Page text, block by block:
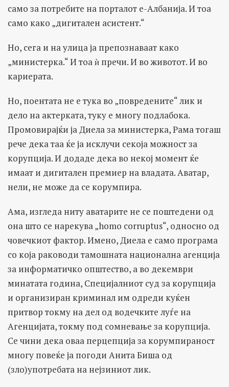
само за потребите на порталот е-Албанија. И тоа
само како „дигитален асистент.“
Но, сега и на улица ја препознаваат како
„министерка.“ И тоа ѝ пречи. И во животот. И во
кариерата.
Но, поентата не е тука во „повредените“ лик и
дело на актерката, туку е многу подлабока.
Промовирајќи ја Диела за министерка, Рама тогаш
рече дека таа ќе ја исклучи секоја можност за
корупција. И додаде дека во некој момент ќе
имаат и дигитален премиер на владата. Аватар,
нели, не може да се корумпира.
Ама, изгледа ниту аватарите не се поштедени од
она што се нарекува „homo corruptus“, односно од
човечкиот фактор. Имено, Диела е само програма
со која раководи тамошната национална агенција
за информатичко општество, а во декември
минатата година, Специјалниот суд за корупција
и организиран криминал им одреди куќен
притвор токму на дел од водечките луѓе на
Агенцијата, токму под сомневање за корупција.
Се чини дека оваа перцепција за корумпираност
многу повеќе ја погоди Анита Биша од
(зло)употребата на нејзиниот лик.